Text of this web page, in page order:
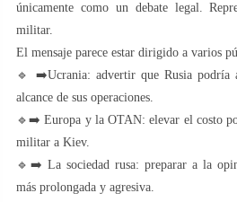
únicamente como un debate legal.
militar.
El mensaje parece estar dirigido a varios
🔹 ➡️Ucrania: advertir que Rusia podría
alcance de sus operaciones.
🔹➡️ Europa y la OTAN: elevar el costo
militar a Kiev.
🔹➡️ La sociedad rusa: preparar a la
más prolongada y agresiva.